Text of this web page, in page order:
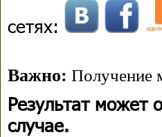
сетях:
Важно: Получение
Результат может
случае.